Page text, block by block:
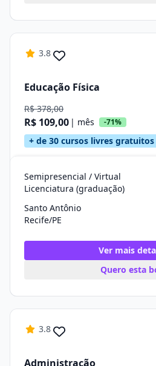
3.8
Educação Física
R$ 378,00
R$ 109,00 | mês -71%
+ de 30 cursos livres gratuitos
Semipresencial / Virtual
Licenciatura (graduação)
Santo Antônio
Recife/PE
Ver mais
Quero esta
3.8
Administração